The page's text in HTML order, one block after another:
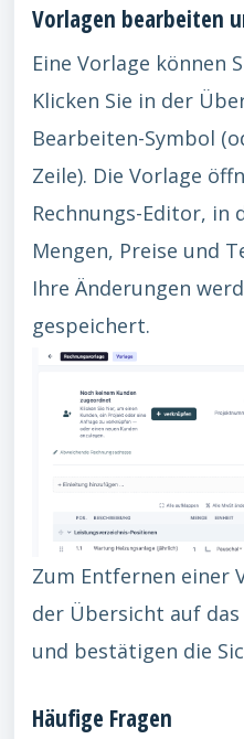
Vorlagen bearbeiten
Eine Vorlage können
Klicken Sie in der
Bearbeiten-Symbol
Zeile). Die Vorlage
Rechnungs-Editor, in
Mengen, Preise und
Ihre Änderungen
gespeichert.
Zum Entfernen einer
der Übersicht auf
und bestätigen die
Häufige Fragen